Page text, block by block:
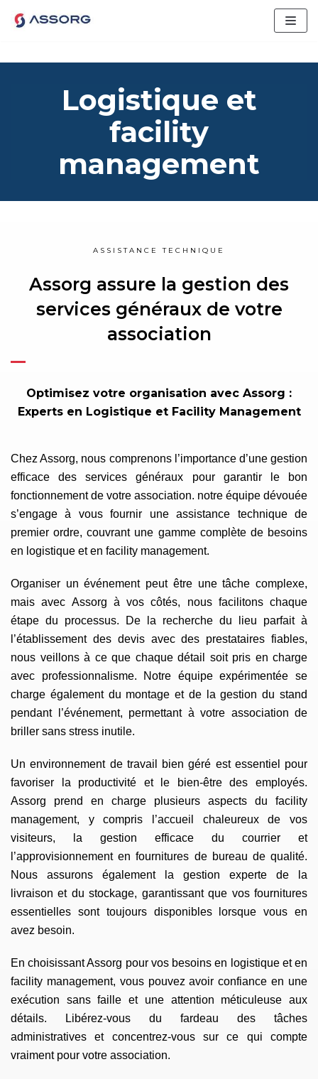
Aller
Logistique et
facility
management
ASSISTANCE TECHNIQUE
Assorg assure la gestion des
services généraux de votre
association
Optimisez votre organisation avec Assorg :
Experts en Logistique et Facility Management
Chez Assorg, nous comprenons l’importance d’une gestion
efficace des services généraux pour garantir le bon
fonctionnement de votre association. notre équipe dévouée
s’engage à vous fournir une assistance technique de
premier ordre, couvrant une gamme complète de besoins
en logistique et en facility management.
Organiser un événement peut être une tâche complexe,
mais avec Assorg à vos côtés, nous facilitons chaque
étape du processus. De la recherche du lieu parfait à
l’établissement des devis avec des prestataires fiables,
nous veillons à ce que chaque détail soit pris en charge
avec professionnalisme. Notre équipe expérimentée se
charge également du montage et de la gestion du stand
pendant l’événement, permettant à votre association de
briller sans stress inutile.
Un environnement de travail bien géré est essentiel pour
favoriser la productivité et le bien-être des employés.
Assorg prend en charge plusieurs aspects du facility
management, y compris l’accueil chaleureux de vos
visiteurs, la gestion efficace du courrier et
l’approvisionnement en fournitures de bureau de qualité.
Nous assurons également la gestion experte de la
livraison et du stockage, garantissant que vos fournitures
essentielles sont toujours disponibles lorsque vous en
avez besoin.
En choisissant Assorg pour vos besoins en logistique et en
facility management, vous pouvez avoir confiance en une
exécution sans faille et une attention méticuleuse aux
détails. Libérez-vous du fardeau des tâches
administratives et concentrez-vous sur ce qui compte
vraiment pour votre association.